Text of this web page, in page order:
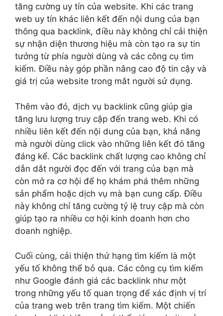
tăng cường uy tín của website. Khi các trang
web uy tín khác liên kết đến nội dung của bạn
thông qua backlink, điều này không chỉ cải thiện
sự nhận diện thương hiệu mà còn tạo ra sự tin
tưởng từ phía người dùng và các công cụ tìm
kiếm. Điều này góp phần nâng cao độ tin cậy và
giá trị của website trong mắt người sử dụng.
Thêm vào đó, dịch vụ backlink cũng giúp gia
tăng lưu lượng truy cập đến trang web. Khi có
nhiều liên kết đến nội dung của bạn, khả năng
mà người dùng click vào những liên kết đó tăng
đáng kể. Các backlink chất lượng cao không chỉ
dẫn dắt người đọc đến với trang của bạn mà
còn mở ra cơ hội để họ khám phá thêm những
sản phẩm hoặc dịch vụ mà bạn cung cấp. Điều
này không chỉ tăng cường tỷ lệ truy cập mà còn
giúp tạo ra nhiều cơ hội kinh doanh hơn cho
doanh nghiệp.
Cuối cùng, cải thiện thứ hạng tìm kiếm là một
yếu tố không thể bỏ qua. Các công cụ tìm kiếm
như Google đánh giá các backlink như một
trong những yếu tố quan trọng để xác định vị trí
của trang web trên trang tìm kiếm. Một chiến